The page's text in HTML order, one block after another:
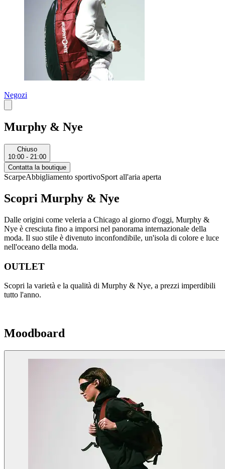
Negozi
Murphy & Nye
Chiuso
10:00 - 21:00
Contatta la boutique
ScarpeAbbigliamento sportivoSport all'aria aperta
Scopri Murphy & Nye
Dalle origini come veleria a Chicago al giorno d'oggi, Murphy &
Nye è cresciuta fino a imporsi nel panorama internazionale della
moda. Il suo stile è divenuto inconfondibile, un'isola di colore e luce
nell'oceano della moda.
OUTLET
Scopri la varietà e la qualità di Murphy & Nye, a prezzi imperdibili
tutto l'anno.
Moodboard